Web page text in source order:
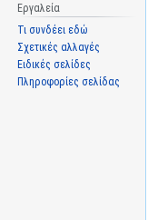
Εργαλεία
Τι συνδέει εδώ
Σχετικές αλλαγές
Ειδικές σελίδες
Πληροφορίες σελίδας